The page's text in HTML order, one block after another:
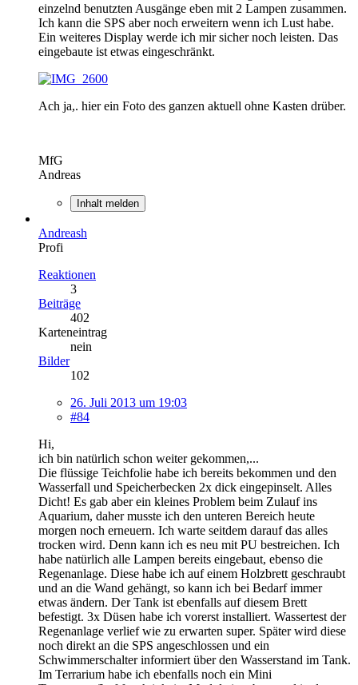
einzelnd benutzten Ausgänge eben mit 2 Lampen zusammen.
Ich kann die SPS aber noch erweitern wenn ich Lust habe.
Ein weiteres Display werde ich mir sicher noch leisten. Das
eingebaute ist etwas eingeschränkt.
Ach ja,. hier ein Foto des ganzen aktuell ohne Kasten drüber.
MfG
Andreas
Inhalt melden
Andreash
Profi
Reaktionen
3
Beiträge
402
Karteneintrag
nein
Bilder
102
26. Juli 2013 um 19:03
#84
Hi,
ich bin natürlich schon weiter gekommen,...
Die flüssige Teichfolie habe ich bereits bekommen und den
Wasserfall und Speicherbecken 2x dick eingepinselt. Alles
Dicht! Es gab aber ein kleines Problem beim Zulauf ins
Aquarium, daher musste ich den unteren Bereich heute
morgen noch erneuern. Ich warte seitdem darauf das alles
trocken wird. Denn kann ich es neu mit PU bestreichen. Ich
habe natürlich alle Lampen bereits eingebaut, ebenso die
Regenanlage. Diese habe ich auf einem Holzbrett geschraubt
und an die Wand gehängt, so kann ich bei Bedarf immer
etwas ändern. Der Tank ist ebenfalls auf diesem Brett
befestigt. 3x Düsen habe ich vorerst installiert. Wassertest der
Regenanlage verlief wie zu erwarten super. Später wird diese
noch direkt an die SPS angeschlossen und ein
Schwimmerschalter informiert über den Wasserstand im Tank.
Im Terrarium habe ich ebenfalls noch ein Mini